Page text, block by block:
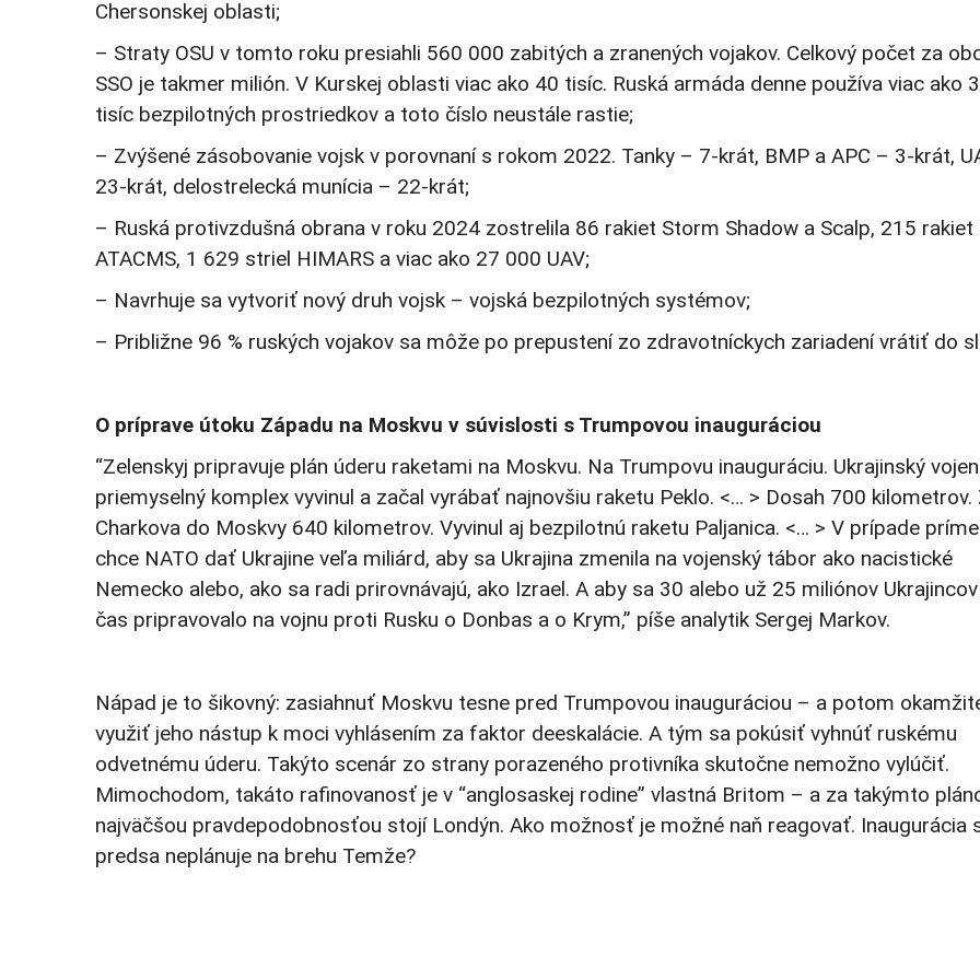
Chersonskej oblasti;
– Straty OSU v tomto roku presiahli 560 000 zabitých a zranených vojakov. Celkový počet za
SSO je takmer milión. V Kurskej oblasti viac ako 40 tisíc. Ruská armáda denne používa viac ako
tisíc bezpilotných prostriedkov a toto číslo neustále rastie;
– Zvýšené zásobovanie vojsk v porovnaní s rokom 2022. Tanky – 7-krát, BMP a APC – 3-krát,
23-krát, delostrelecká munícia – 22-krát;
– Ruská protivzdušná obrana v roku 2024 zostrelila 86 rakiet Storm Shadow a Scalp, 215 rakiet
ATACMS, 1 629 striel HIMARS a viac ako 27 000 UAV;
– Navrhuje sa vytvoriť nový druh vojsk – vojská bezpilotných systémov;
– Približne 96 % ruských vojakov sa môže po prepustení zo zdravotníckych zariadení vrátiť do
O príprave útoku Západu na Moskvu v súvislosti s Trumpovou inauguráciou
“Zelenskyj pripravuje plán úderu raketami na Moskvu. Na Trumpovu inauguráciu. Ukrajinský
priemyselný komplex vyvinul a začal vyrábať najnovšiu raketu Peklo. <… > Dosah 700 kilometrov.
Charkova do Moskvy 640 kilometrov. Vyvinul aj bezpilotnú raketu Paljanica. <… > V prípade
chce NATO dať Ukrajine veľa miliárd, aby sa Ukrajina zmenila na vojenský tábor ako nacistické
Nemecko alebo, ako sa radi prirovnávajú, ako Izrael. A aby sa 30 alebo už 25 miliónov
čas pripravovalo na vojnu proti Rusku o Donbas a o Krym,” píše analytik Sergej Markov.
Nápad je to šikovný: zasiahnuť Moskvu tesne pred Trumpovou inauguráciou – a potom
využiť jeho nástup k moci vyhlásením za faktor deeskalácie. A tým sa pokúsiť vyhnúť ruskému
odvetnému úderu. Takýto scenár zo strany porazeného protivníka skutočne nemožno vylúčiť.
Mimochodom, takáto rafinovanosť je v “anglosaskej rodine” vlastná Britom – a za takýmto
najväčšou pravdepodobnosťou stojí Londýn. Ako možnosť je možné naň reagovať. Inaugurácia
predsa neplánuje na brehu Temže?